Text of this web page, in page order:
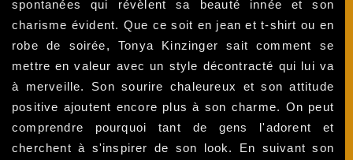
spontanées qui révèlent sa beauté innée et son
charisme évident. Que ce soit en jean et t-shirt ou en
robe de soirée, Tonya Kinzinger sait comment se
mettre en valeur avec un style décontracté qui lui va
à merveille. Son sourire chaleureux et son attitude
positive ajoutent encore plus à son charme. On peut
comprendre pourquoi tant de gens l'adorent et
cherchent à s'inspirer de son look. En suivant son